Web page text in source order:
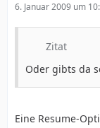
6. Januar 2009 um
Zitat
Oder gibts da
Eine Resume-